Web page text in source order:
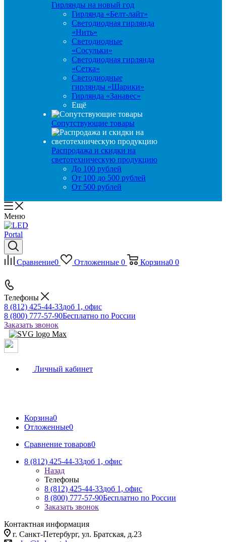
Гирлянды на новый год
Гирлянда «Белт-лайт»
Светодиодная гирлянда
«Нить»
Светодиодные
«Сосульки»
Светодиодная гирлянда
«Сетка»
Светодиодные
гирлянды «Шарики»
Гирлянда «Занавес»
Ещё
Сопутствующие товары
Распродажа и скидки на
светотехническую продукцию
До 100 рублей
От 100 до 500 рублей
От 500 рублей
Меню
Сравнение0 Отложенные 0 Корзина0 0
Телефоны
8 (812) 425-44-33доб 1, офис
8 (800) 777-57-90Бесплатно по России
Заказать звонок
Личный кабинет
Корзина0
Отложенные0
Сравнение товаров0
8 (812) 425-44-33доб 1, офис
Назад
Телефоны
8 (812) 425-44-33доб 1, офис
8 (800) 777-57-90Бесплатно по России
Заказать звонок
Контактная информация
г. Санкт-Петербург, ул. Братская, д.23